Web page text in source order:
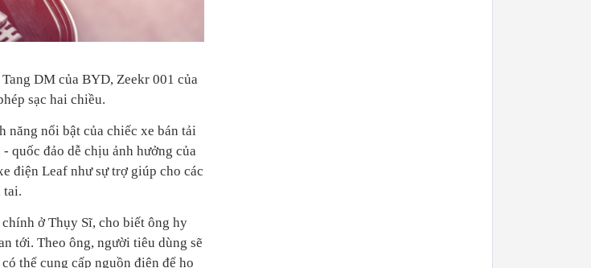
DM của BYD, Zeekr 001 của
sạc hai chiều.
năng nổi bật của chiếc xe bán tải
quốc đảo dễ chịu ảnh hưởng của
điện Leaf như sự trợ giúp cho các
tai.
ở Thụy Sĩ, cho biết ông hy
tới. Theo ông, người tiêu dùng sẽ
thể cung cấp nguồn điện để họ